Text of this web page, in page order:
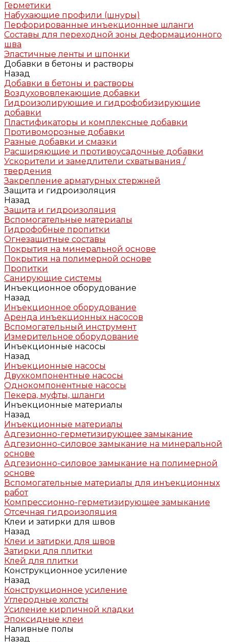
Герметики
Набухающие профили (шнуры)
Перфорированные инъекционные шланги
Составы для переходной зоны деформационного
шва
Эластичные ленты и шпонки
Добавки в бетоны и растворы
Назад
Добавки в бетоны и растворы
Воздухововлекающие добавки
Гидроизолирующие и гидрофобизирующие
добавки
Пластификаторы и комплексные добавки
Противоморозные добавки
Разные добавки и смазки
Расширяющие и противоусадочные добавки
Ускорители и замедлители схватывания /
твердения
Закрепление арматурных стержней
Защита и гидроизоляция
Назад
Защита и гидроизоляция
Вспомогательные материалы
Гидрофобные пропитки
Огнезащитные составы
Покрытия на минеральной основе
Покрытия на полимерной основе
Пропитки
Санирующие системы
Инъекционное оборудование
Назад
Инъекционное оборудование
Аренда инъекционных насосов
Вспомогательный инструмент
Измерительное оборудование
Инъекционные насосы
Назад
Инъекционные насосы
Двухкомпонентные насосы
Однокомпонентные насосы
Пекера, муфты, шланги
Инъекционные материалы
Назад
Инъекционные материалы
Адгезионно-герметизирующее замыкание
Адгезионно-силовое замыкание на минеральной
основе
Адгезионно-силовое замыкание на полимерной
основе
Вспомогательные материалы для инъекционных
работ
Компрессионно-герметизирующее замыкание
Отсечная гидроизоляция
Клеи и затирки для швов
Назад
Клеи и затирки для швов
Затирки для плитки
Клей для плитки
Конструкционное усиление
Назад
Конструкционное усиление
Углеродные холсты
Усиление кирпичной кладки
Эпоксидные клеи
Наливные полы
Назад